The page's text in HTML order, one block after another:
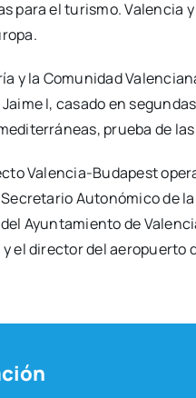
para el turis­mo. Valen­cia
y la Comu­ni­dad
I, casa­do en
prue­ba de
Vale­n­­cia-Buda­­pest
Auto­nó­mi­co de
Ayun­ta­mien­to de
el direc­tor del aero­puer­to